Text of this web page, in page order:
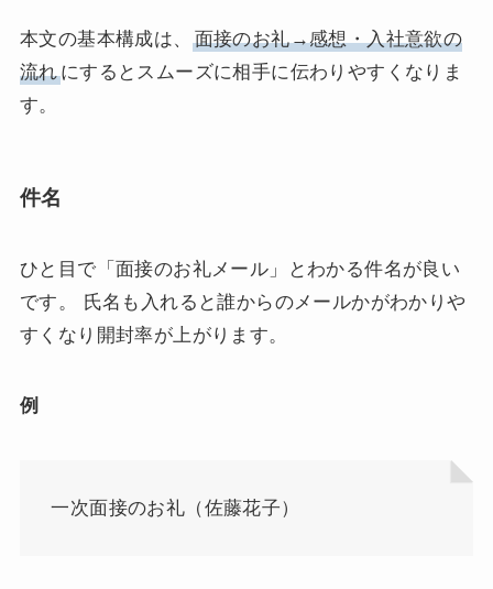
本文の基本構成は、
面接のお礼→感想・入社意欲の
流れにするとスムーズに相手に伝わりやすくなりま
す。
件名
ひと目で「面接のお礼メール」とわかる件名が良い
です。 氏名も入れると誰からのメールかがわかりや
すくなり開封率が上がります。
例
一次面接のお礼（佐藤花子）